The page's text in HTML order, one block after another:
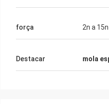
força 2n a 15n
Destacar mola